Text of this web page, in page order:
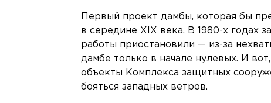
Первый проект дамбы, которая бы
в середине XIX века. В 1980-х годах
работы приостановили — из-за
дамбе только в начале нулевых. И
объекты Комплекса защитных
бояться западных ветров.